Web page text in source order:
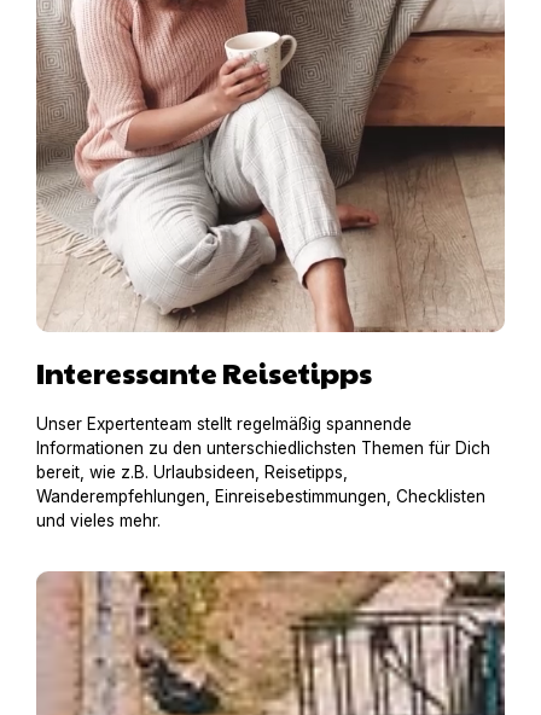
Interessante Reisetipps
Unser Expertenteam stellt regelmäßig spannende
Informationen zu den unterschiedlichsten Themen für Dich
bereit, wie z.B. Urlaubsideen, Reisetipps,
Wanderempfehlungen, Einreisebestimmungen, Checklisten
und vieles mehr.
Hausboot mit Hund